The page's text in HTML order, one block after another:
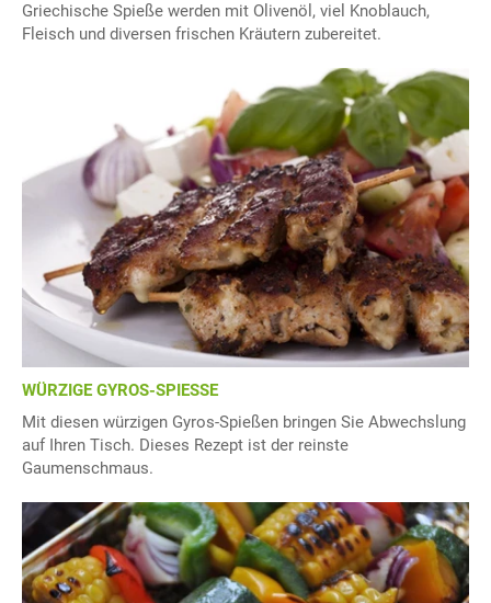
Griechische Spieße werden mit Olivenöl, viel Knoblauch,
Fleisch und diversen frischen Kräutern zubereitet.
WÜRZIGE GYROS-SPIESSE
Mit diesen würzigen Gyros-Spießen bringen Sie Abwechslung
auf Ihren Tisch. Dieses Rezept ist der reinste
Gaumenschmaus.